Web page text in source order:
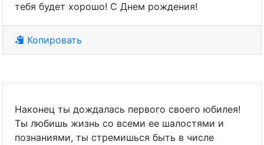
тебя будет хорошо! С Днем рождения!
Копировать
Наконец ты дождалась первого своего юбилея!
Ты любишь жизнь со всеми ее шалостями и
познаниями, ты стремишься быть в числе